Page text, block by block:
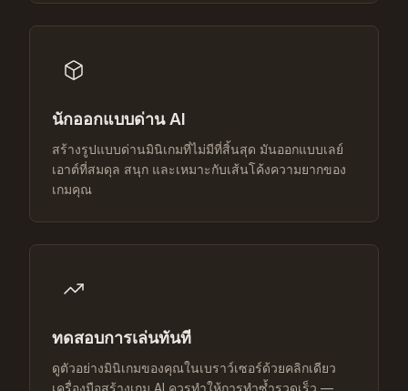
นักออกแบบด่าน AI
สร้างรูปแบบด่านมินิเกมที่ไม่มีที่สิ้นสุด มันออกแบบเลย์
เอาต์ที่สมดุล สนุก และเหมาะกับเส้นโค้งความยากของ
เกมคุณ
ทดสอบการเล่นทันที
ดูตัวอย่างมินิเกมของคุณในเบราว์เซอร์ด้วยคลิกเดียว
เครื่องมือสร้างเกม AI ควรทำให้การทำซ้ำรวดเร็ว —